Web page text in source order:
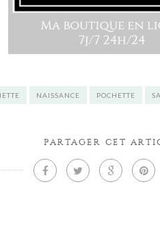
NAISSANCE POCHETTE
PARTAGER CET